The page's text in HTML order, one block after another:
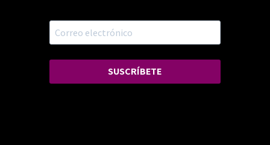
SUSCRÍBETE